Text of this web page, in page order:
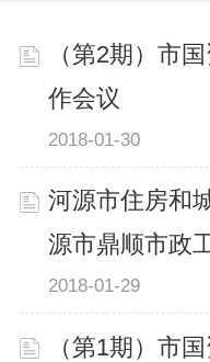
（第2期）市
作会议
2018-01-30
河源市住房和
源市鼎顺市政
2018-01-29
（第1期）市